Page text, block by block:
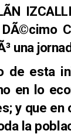
una
de esta
en lo
y que
la